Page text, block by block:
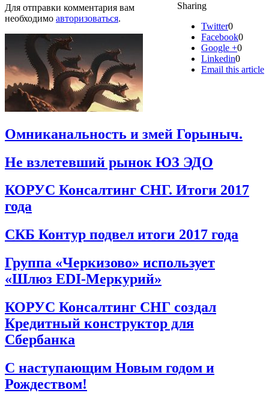
Sharing
Twitter0
Facebook0
Google +0
Linkedin0
Email this article
Для отправки комментария вам
необходимо авторизоваться.
Омниканальность и змей Горыныч.
Не взлетевший рынок ЮЗ ЭДО
КОРУС Консалтинг СНГ. Итоги 2017
года
СКБ Контур подвел итоги 2017 года
Группа «Черкизово» использует
«Шлюз EDI-Меркурий»
КОРУС Консалтинг СНГ создал
Кредитный конструктор для
Сбербанка
С наступающим Новым годом и
Рождеством!